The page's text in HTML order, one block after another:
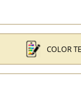
COLOR